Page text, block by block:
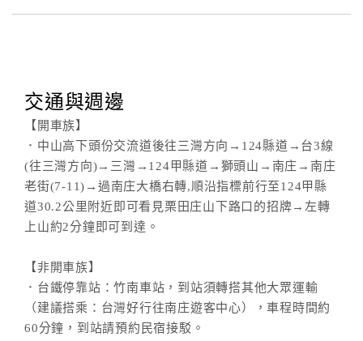
交通與週邊
【開車族】
．中山高下頭份交流道後往三灣方向→124縣道→台3線
(往三灣方向)→三灣→124甲縣道→獅頭山→南庄→南庄
老街(7-11)→過南庄大橋右轉,順沿指標前行至124甲縣
道30.2公里附近即可看見栗田庄山下路口的招牌→左轉
上山約2分鐘即可到達。
【非開車族】
．台鐵停靠站：竹南車站，到站須轉搭其他大眾運輸
（建議搭乘：台灣好行往南庄遊客中心），車程時間約
60分鐘，到站請預約民宿接駁。